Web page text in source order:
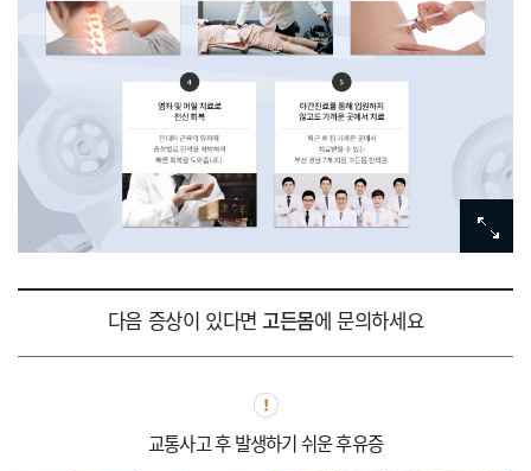
다음 증상이 있다면고든몸에 문의하세요
교통사고 후 발생하기 쉬운 후유증